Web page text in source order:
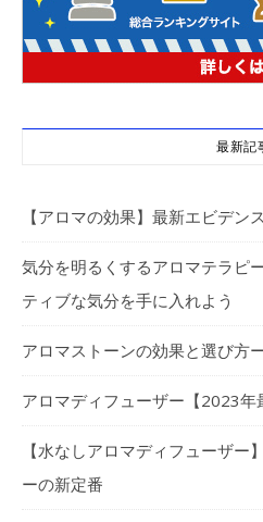
最新記
【アロマの効果】最新エビデン
気分を明るくするアロマテラピ
ティブな気分を手に入れよう
アロマストーンの効果と選び方
アロマディフューザー【2023
【水なしアロマディフューザ
ーの新定番